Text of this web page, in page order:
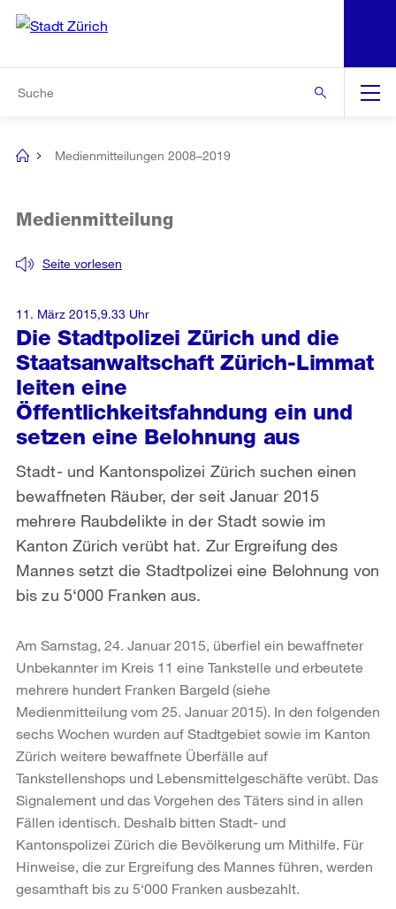
Navigation
[no
Medienmitteilungen 2008–2019
Die Stadtpolizei Zürich und die
Staatsanwaltschaft Zürich-Limmat
leiten eine
Öffentlichkeitsfahndung ein und
setzen eine Belohnung aus
Seite vorlesen
Medienmitteilung
Stadt- und Kantonspolizei Zürich suchen einen
bewaffneten Räuber, der seit Januar 2015
mehrere Raubdelikte in der Stadt sowie im
Kanton Zürich verübt hat. Zur Ergreifung des
Mannes setzt die Stadtpolizei eine Belohnung von
bis zu 5‘000 Franken aus.
11. März 2015,9.33 Uhr
Am Samstag, 24. Januar 2015, überfiel ein bewaffneter
Unbekannter im Kreis 11 eine Tankstelle und erbeutete
mehrere hundert Franken Bargeld (siehe
Medienmitteilung vom 25. Januar 2015). In den folgenden
sechs Wochen wurden auf Stadtgebiet sowie im Kanton
Zürich weitere bewaffnete Überfälle auf
Tankstellenshops und Lebensmittelgeschäfte verübt. Das
Signalement und das Vorgehen des Täters sind in allen
Fällen identisch. Deshalb bitten Stadt- und
Kantonspolizei Zürich die Bevölkerung um Mithilfe. Für
Hinweise, die zur Ergreifung des Mannes führen, werden
gesamthaft bis zu 5‘000 Franken ausbezahlt.